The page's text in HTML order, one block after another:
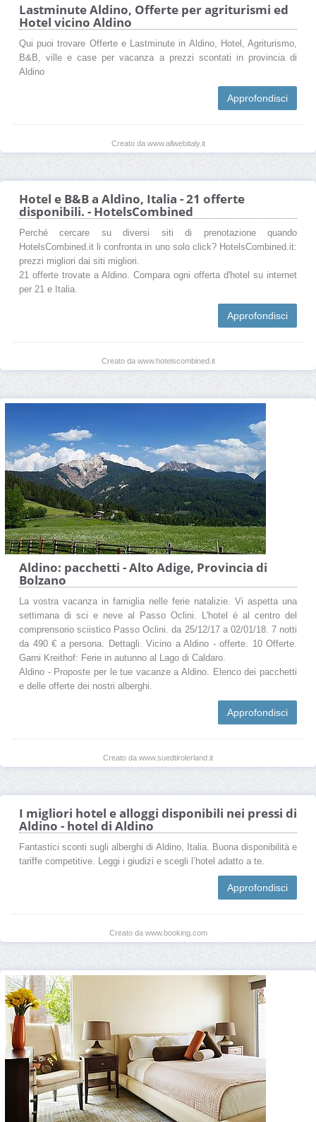
Lastminute Aldino, Offerte per agriturismi ed
Hotel vicino Aldino
Qui puoi trovare Offerte e Lastminute in Aldino, Hotel, Agriturismo,
B&B, ville e case per vacanza a prezzi scontati in provincia di
Aldino
Approfondisci
Creato da www.allwebitaly.it
Hotel e B&B a Aldino, Italia - 21 offerte
disponibili. - HotelsCombined
Perché cercare su diversi siti di prenotazione quando
HotelsCombined.it li confronta in uno solo click? HotelsCombined.it:
prezzi migliori dai siti migliori.
21 offerte trovate a Aldino. Compara ogni offerta d'hotel su internet
per 21 e Italia.
Approfondisci
Creato da www.hotelscombined.it
Aldino: pacchetti - Alto Adige, Provincia di
Bolzano
La vostra vacanza in famiglia nelle ferie natalizie. Vi aspetta una
settimana di sci e neve al Passo Oclini. L'hotel é al centro del
comprensorio sciistico Passo Oclini. da 25/12/17 a 02/01/18. 7 notti
da 490 € a persona. Dettagli. Vicino a Aldino - offerte. 10 Offerte.
Garni Kreithof: Ferie in autunno al Lago di Caldaro.
Aldino - Proposte per le tue vacanze a Aldino. Elenco dei pacchetti
e delle offerte dei nostri alberghi.
Approfondisci
Creato da www.suedtirolerland.it
I migliori hotel e alloggi disponibili nei pressi di
Aldino - hotel di Aldino
Fantastici sconti sugli alberghi di Aldino, Italia. Buona disponibilità e
tariffe competitive. Leggi i giudizi e scegli l’hotel adatto a te.
Approfondisci
Creato da www.booking.com